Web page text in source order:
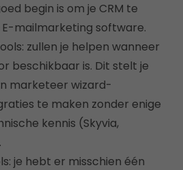
begin is om je CRM te
mailmarketing software.
zullen je helpen wanneer
beschikbaar is. Dit stelt je
marketeer wizard-
te maken zonder enige
kennis (Skyvia,
je hebt er misschien één